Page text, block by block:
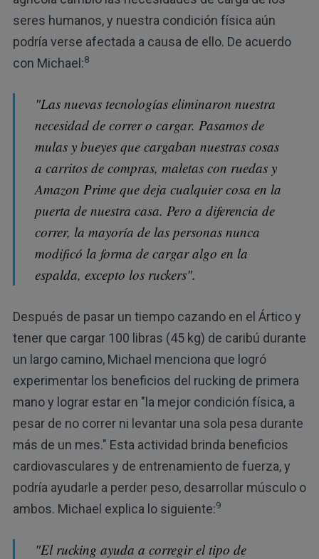
seres humanos, y nuestra condición física aún
podría verse afectada a causa de ello. De acuerdo
con Michael:8
"Las nuevas tecnologías eliminaron nuestra
necesidad de correr o cargar. Pasamos de
mulas y bueyes que cargaban nuestras cosas
a carritos de compras, maletas con ruedas y
Amazon Prime que deja cualquier cosa en la
puerta de nuestra casa. Pero a diferencia de
correr, la mayoría de las personas nunca
modificó la forma de cargar algo en la
espalda, excepto los ruckers".
Después de pasar un tiempo cazando en el Ártico y
tener que cargar 100 libras (45 kg) de caribú durante
un largo camino, Michael menciona que logró
experimentar los beneficios del rucking de primera
mano y lograr estar en "la mejor condición física, a
pesar de no correr ni levantar una sola pesa durante
más de un mes." Esta actividad brinda beneficios
cardiovasculares y de entrenamiento de fuerza, y ​​
podría ayudarle a perder peso, desarrollar músculo o
ambos. Michael explica lo siguiente:9
"El rucking ayuda a corregir el tipo de